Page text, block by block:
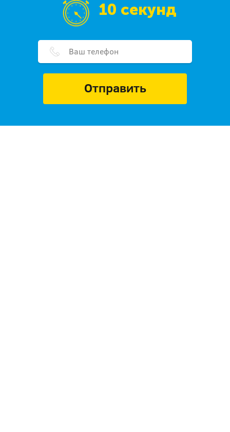
10 секунд
Отправить